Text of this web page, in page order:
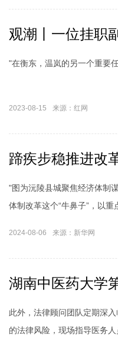
观潮丨一位挂职
"在衡东，温岚的另一个重要
2023-08-15 来源：红网
蹄疾步稳推进改
"图为沅陵县城聚焦经济体制
体制改革这个“牛鼻子”，以
2024-08-06 来源：新华网
湖南中医药大学
此外，法律顾问团队定期深
的法律风险，现场指导医务